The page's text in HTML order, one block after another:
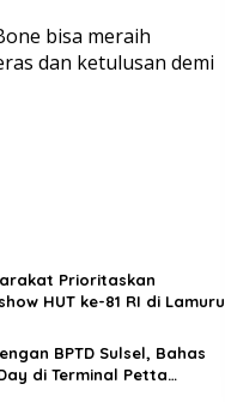
bisa meraih
dan ketulusan demi
Prioritaskan
HUT ke-81 RI di Lamuru
BPTD Sulsel, Bahas
di Terminal Petta